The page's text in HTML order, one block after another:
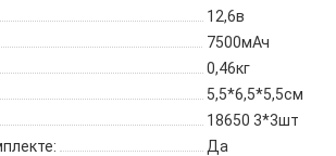
12,6в
7500мАч
0,46кг
5,5*6,5*5,5см
18650 3*3шт
Да